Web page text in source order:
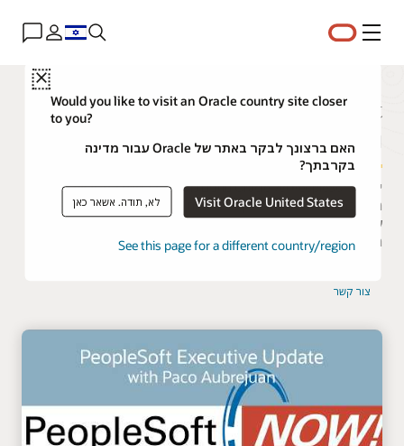
תפריט
Close
Would you like to visit an Oracle country site closer
to you?
האם ברצונך לבקר באתר של Oracle עבור מדינה
בקרבתך?
Visit Oracle United States לא, תודה. אשאר כאן
See this page for a different country/region
PeopleSoft ממשיך להציע חדשנות
וערך מוסף
יישומי PeopleSoft של Oracle נותנים מענה לדרישות העסקיות
המורכבות ביותר. הם מספקים פתרונות עסקיים ותעשייתיים מקיפים
שמאפשרים לארגונים להגדיל את הפרודוקטיביות, לשפר את הביצועים
העסקיים ולחסוך בעלויות הבעלות.
צור קשר